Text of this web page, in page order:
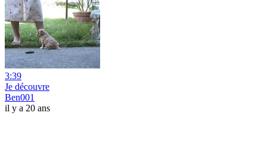
3:39
Je découvre
Ben001
il y a 20 ans